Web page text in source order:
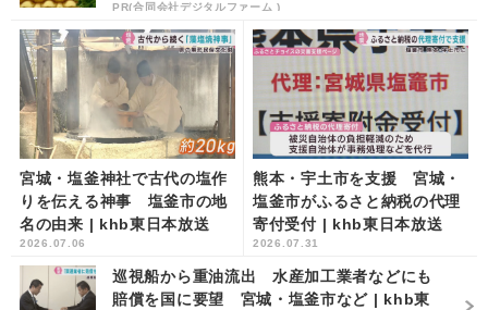
PR(合同会社デジタルファーム )
宮城・塩釜神社で古代の塩作
りを伝える神事 塩釜市の地
名の由来 | khb東日本放送
2026.07.06
熊本・宇土市を支援 宮城・
塩釜市がふるさと納税の代理
寄付受付 | khb東日本放送
2026.07.31
巡視船から重油流出 水産加工業者などにも
賠償を国に要望 宮城・塩釜市など | khb東